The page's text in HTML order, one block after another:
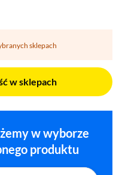
sklepach
w sklepach
w wyborze
produktu